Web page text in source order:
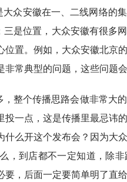
众安徽在一、二线网络的
是位置，大众安徽有很多
置。例如，大众安徽北京
常典型的问题，这些问题会
整个传播思路会做非常大
一点，这是传播里最忌讳
么开这个发布会？因为大
，到店都不一定知道，除
，后面一定要简单明了直